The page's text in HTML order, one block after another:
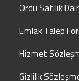
Ordu Satılık
Emlak Talep
Hizmet
Gizlilik